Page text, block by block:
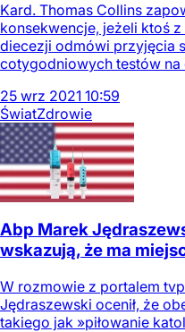
Kard. Thomas Collins
konsekwencje, jeżeli ktoś
diecezji odmówi przyjęcia
cotygodniowych testów na
25 wrz 2021 10:59
ŚwiatZdrowie
Abp Marek
wskazują, że ma
W rozmowie z portalem
Jędraszewski ocenił, że
takiego jak »piłowanie